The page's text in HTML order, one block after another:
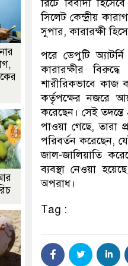
রিটে বিবাদী
সিলেট কেন্দ্রীয়
সুপার, কারারক্ষী
পরে ডেপুটি
কারারক্ষীর
শারীরিকভাবে কাজ
কর্তৃপক্ষের নজরে
করেছেন। সেই
পাওয়া গেছে, তারা
পরিবর্তন করেছেন,
জাল-জালিয়াতি
ব্যবস্থা নেওয়া
অপরাধ।
Tag :